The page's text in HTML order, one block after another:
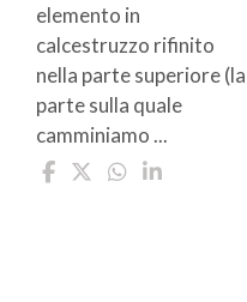
elemento in
calcestruzzo rifinito
nella parte superiore (la
parte sulla quale
camminiamo ...